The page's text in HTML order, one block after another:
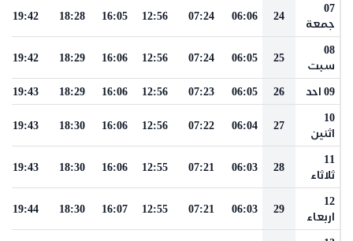
07
جمعة
24
06:06
07:24
12:56
16:05
18:28
19:42
08
سبت
25
06:05
07:24
12:56
16:06
18:29
19:42
09 احد 26
06:05
07:23
12:56
16:06
18:29
19:43
10
اثنين
27
06:04
07:22
12:56
16:06
18:30
19:43
11
ثلاثاء
28
06:03
07:21
12:55
16:06
18:30
19:43
12
اربعاء
29
06:03
07:21
12:55
16:07
18:30
19:44